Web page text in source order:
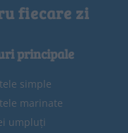
fiecare zi
principale
simple
marinate
umpluți